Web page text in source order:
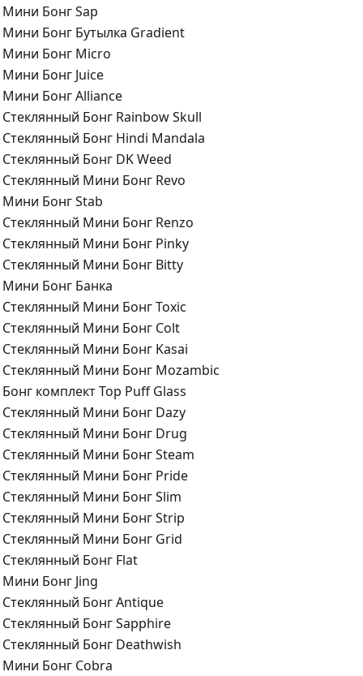
Мини Бонг Sap
Мини Бонг Бутылка Gradient
Мини Бонг Micro
Мини Бонг Juice
Мини Бонг Alliance
Стеклянный Бонг Rainbow Skull
Стеклянный Бонг Hindi Mandala
Стеклянный Бонг DK Weed
Стеклянный Мини Бонг Revo
Мини Бонг Stab
Стеклянный Мини Бонг Renzo
Стеклянный Мини Бонг Pinky
Стеклянный Мини Бонг Bitty
Мини Бонг Банка
Стеклянный Мини Бонг Toxic
Стеклянный Мини Бонг Colt
Стеклянный Мини Бонг Kasai
Стеклянный Мини Бонг Mozambic
Бонг комплект Top Puff Glass
Стеклянный Мини Бонг Dazy
Стеклянный Мини Бонг Drug
Стеклянный Мини Бонг Steam
Стеклянный Мини Бонг Pride
Стеклянный Мини Бонг Slim
Стеклянный Мини Бонг Strip
Стеклянный Мини Бонг Grid
Стеклянный Бонг Flat
Мини Бонг Jing
Стеклянный Бонг Antique
Стеклянный Бонг Sapphire
Стеклянный Бонг Deathwish
Мини Бонг Cobra